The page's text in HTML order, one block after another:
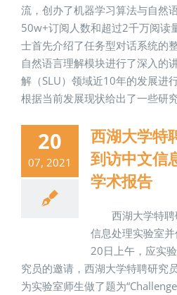
流，创办了机器学习算法与自然
50w+订阅人数和超过2千万阅读
士首先介绍了任务型对话系统的
自然语言理解模块进行了深入的
解（SLU）领域近10年的发展进
根据当前发展现状给出了一些研
20
07, 2021
西湖大学特
到访中文信
学术报告
西湖大学特
信息处理实验室
20日上午，应实
究员的邀请，西湖大学特聘研究
为实验室师生做了题为